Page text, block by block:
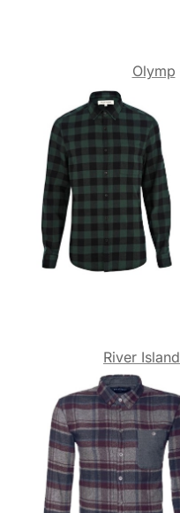
Olymp
River Island